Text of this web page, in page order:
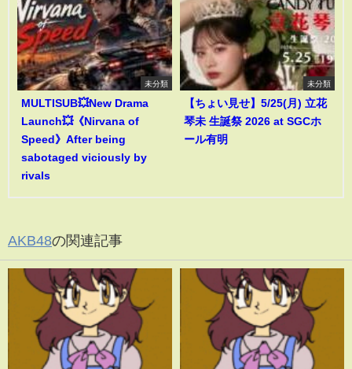
未分類
MULTISUB💥New Drama
Launch💥《Nirvana of
Speed》After being
sabotaged viciously by
rivals
未分類
【ちょい見せ】5/25(月) 立花
琴未 生誕祭 2026 at SGCホ
ール有明
AKB48の関連記事